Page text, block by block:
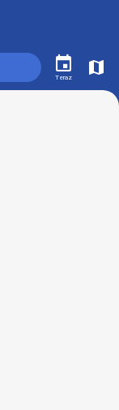
󰃭
Teraz
󰍍